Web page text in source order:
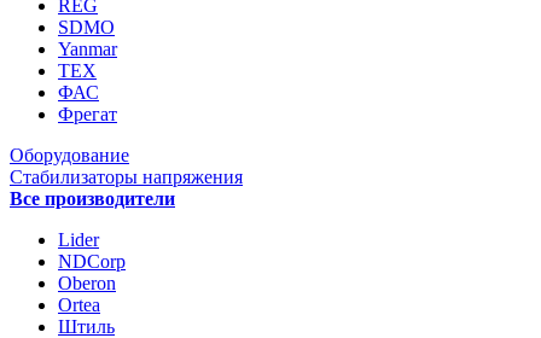
REG
SDMO
Yanmar
ТЕХ
ФАС
Фрегат
Оборудование
Стабилизаторы напряжения
Все производители
Lider
NDCorp
Oberon
Ortea
Штиль